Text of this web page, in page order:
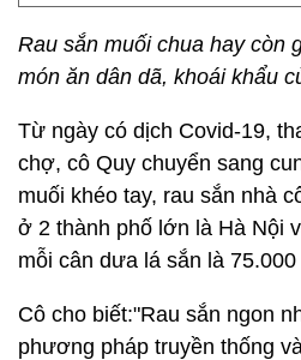
Rau sắn muối chua hay còn
món ăn dân dã, khoái khẩu
Từ ngày có dịch Covid-19,
chợ, cô Quy chuyển sang
muối khéo tay, rau sắn nhà
ở 2 thành phố lớn là Hà Nội
mỗi cân dưa lá sắn là 75.000
Cô cho biết:"Rau sắn ngon
phương pháp truyền thống